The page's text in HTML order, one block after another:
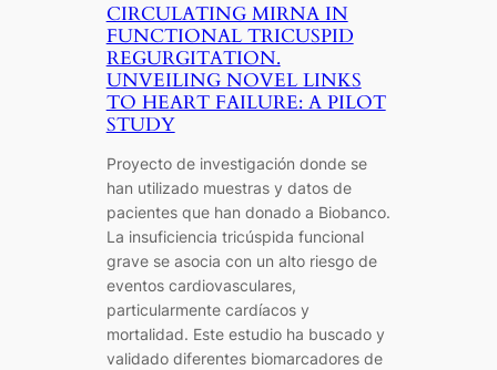
CIRCULATING MIRNA IN
FUNCTIONAL TRICUSPID
REGURGITATION.
UNVEILING NOVEL LINKS
TO HEART FAILURE: A PILOT
STUDY
Proyecto de investigación donde se
han utilizado muestras y datos de
pacientes que han donado a Biobanco.
La insuficiencia tricúspida funcional
grave se asocia con un alto riesgo de
eventos cardiovasculares,
particularmente cardíacos y
mortalidad. Este estudio ha buscado y
validado diferentes biomarcadores de